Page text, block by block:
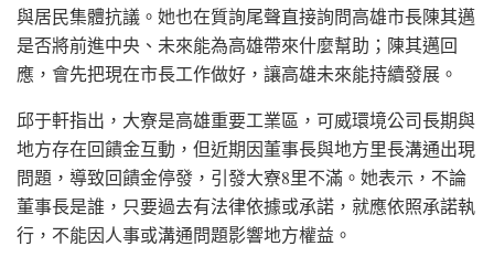
與居民集體抗議。她也在質詢尾聲直接詢問高雄市長陳其邁
是否將前進中央、未來能為高雄帶來什麼幫助；陳其邁回
應，會先把現在市長工作做好，讓高雄未來能持續發展。
邱于軒指出，大寮是高雄重要工業區，可威環境公司長期與
地方存在回饋金互動，但近期因董事長與地方里長溝通出現
問題，導致回饋金停發，引發大寮8里不滿。她表示，不論
董事長是誰，只要過去有法律依據或承諾，就應依照承諾執
行，不能因人事或溝通問題影響地方權益。